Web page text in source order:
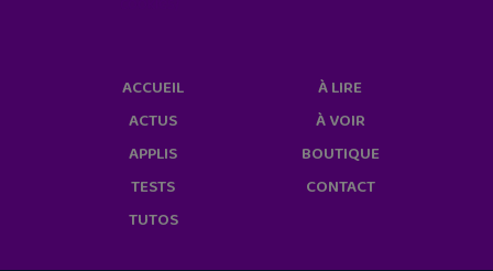
ACCUEIL
ACTUS
APPLIS
TESTS
TUTOS
À LIRE
À VOIR
BOUTIQUE
CONTACT